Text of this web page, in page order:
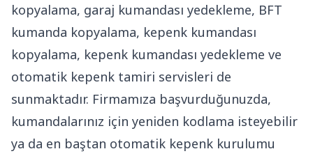
kopyalama, garaj kumandası yedekleme, BFT
kumanda kopyalama, kepenk kumandası
kopyalama, kepenk kumandası yedekleme ve
otomatik kepenk tamiri servisleri de
sunmaktadır. Firmamıza başvurduğunuzda,
kumandalarınız için yeniden kodlama isteyebilir
ya da en baştan otomatik kepenk kurulumu